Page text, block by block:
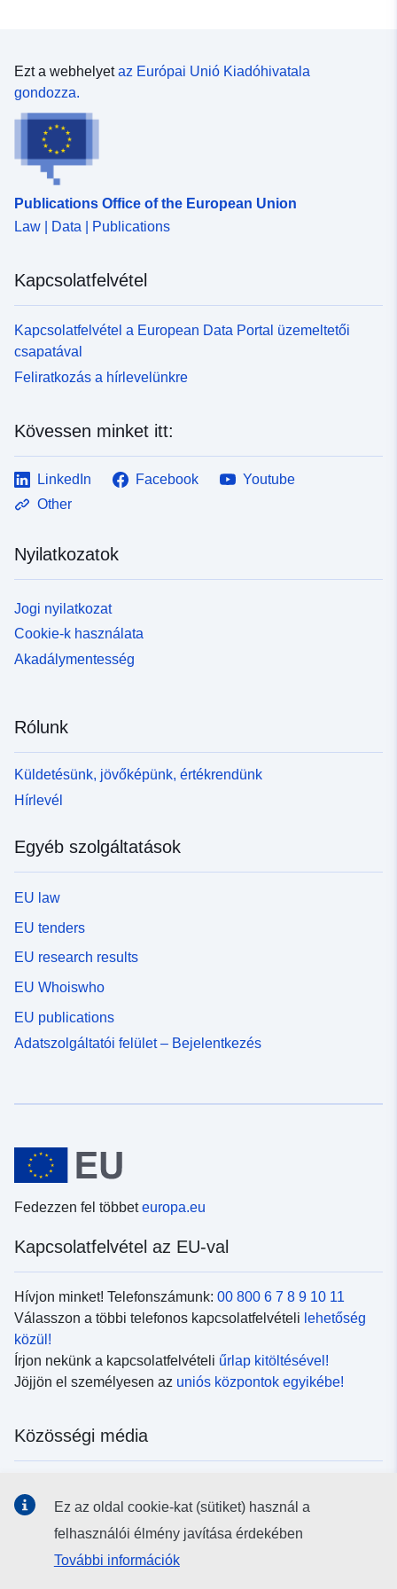
Ezt a webhelyetaz Európai Unió Kiadóhivatala
gondozza.
Publications Office of the European Union
Law | Data | Publications
Kapcsolatfelvétel
Kapcsolatfelvétel a European Data Portal üzemeltetői
csapatával
Feliratkozás a hírlevelünkre
Kövessen minket itt:
LinkedIn Facebook
Youtube
Other
Nyilatkozatok
Jogi nyilatkozat
Cookie-k használata
Akadálymentesség
Rólunk
Küldetésünk, jövőképünk, értékrendünk
Hírlevél
Egyéb szolgáltatások
EU law
EU tenders
EU research results
EU Whoiswho
EU publications
Adatszolgáltatói felület – Bejelentkezés
Fedezzen fel többeteuropa.eu
Kapcsolatfelvétel az EU-val
Hívjon minket! Telefonszámunk: 00 800 6 7 8 9 10 11
Válasszon a többi telefonos kapcsolatfelvételi lehetőség
közül!
Írjon nekünk a kapcsolatfelvételi űrlap kitöltésével!
Jöjjön el személyesen az uniós központok egyikébe!
Közösségi média
Uniós intézmények és szervek
Ez az oldal cookie-kat (sütiket) használ a
felhasználói élmény javítása érdekében
További információk